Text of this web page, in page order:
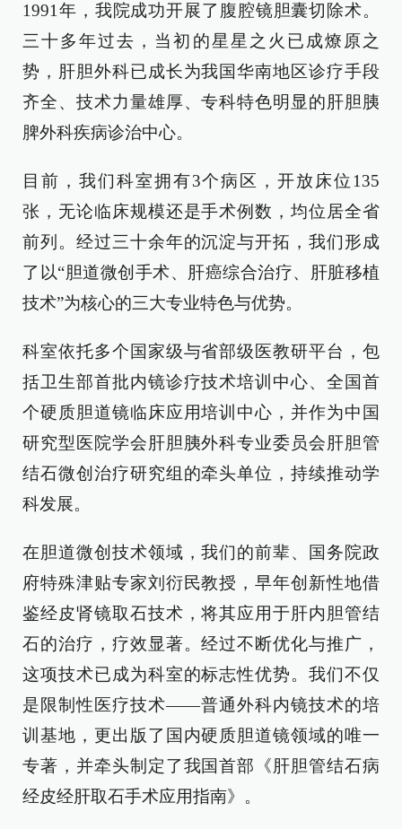
1991年，我院成功开展了腹腔镜胆囊切除术。
三十多年过去，当初的星星之火已成燎原之
势，肝胆外科已成长为我国华南地区诊疗手段
齐全、技术力量雄厚、专科特色明显的肝胆胰
脾外科疾病诊治中心。
目前，我们科室拥有3个病区，开放床位135
张，无论临床规模还是手术例数，均位居全省
前列。经过三十余年的沉淀与开拓，我们形成
了以“胆道微创手术、肝癌综合治疗、肝脏移植
技术”为核心的三大专业特色与优势。
科室依托多个国家级与省部级医教研平台，包
括卫生部首批内镜诊疗技术培训中心、全国首
个硬质胆道镜临床应用培训中心，并作为中国
研究型医院学会肝胆胰外科专业委员会肝胆管
结石微创治疗研究组的牵头单位，持续推动学
科发展。
在胆道微创技术领域，我们的前辈、国务院政
府特殊津贴专家刘衍民教授，早年创新性地借
鉴经皮肾镜取石技术，将其应用于肝内胆管结
石的治疗，疗效显著。经过不断优化与推广，
这项技术已成为科室的标志性优势。我们不仅
是限制性医疗技术——普通外科内镜技术的培
训基地，更出版了国内硬质胆道镜领域的唯一
专著，并牵头制定了我国首部《肝胆管结石病
经皮经肝取石手术应用指南》。